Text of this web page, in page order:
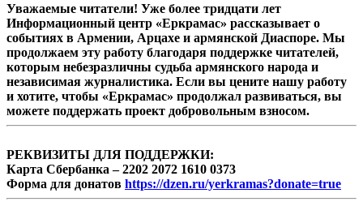
Уважаемые читатели! Уже более тридцати лет
Информационный центр «Еркрамас» рассказывает о
событиях в Армении, Арцахе и армянской Диаспоре. Мы
продолжаем эту работу благодаря поддержке читателей,
которым небезразличны судьба армянского народа и
независимая журналистика. Если вы цените нашу работу
и хотите, чтобы «Еркрамас» продолжал развиваться, вы
можете поддержать проект добровольным взносом.
РЕКВИЗИТЫ ДЛЯ ПОДДЕРЖКИ:
Карта Сбербанка – 2202 2072 1610 0373
Форма для донатов https://dzen.ru/yerkramas?donate=true